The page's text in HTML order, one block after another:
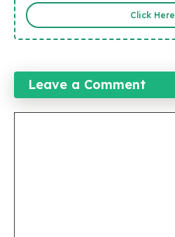
Click Here
Leave a Comment